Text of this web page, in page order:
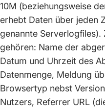
10M (beziehungsweise
erhebt Daten über jeden
genannte
gehören: Name der
Datum und Uhrzeit des
Datenmenge, Meldung
Browsertyp nebst
Nutzers, Referrer URL